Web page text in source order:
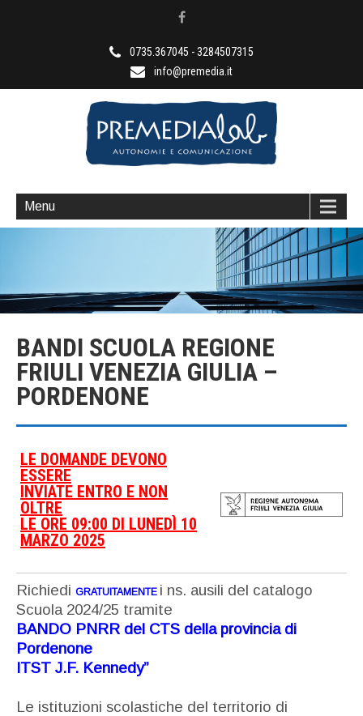
0735.367045 - 3284507315
info@premedia.it
Menu
BANDI SCUOLA REGIONE
FRIULI VENEZIA GIULIA –
PORDENONE
LE DOMANDE DEVONO
ESSERE
INVIATE ENTRO E NON
OLTRE
LE ORE 09:00 DI LUNEDÌ 10
MARZO 2025
Richiedi GRATUITAMENTE i ns. ausili del catalogo
Scuola 2024/25 tramite
BANDO PNRR del CTS della provincia di
Pordenone
ITST J.F. Kennedy”
Le istituzioni scolastiche del territorio di